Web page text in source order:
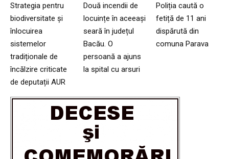
Strategia pentru
biodiversitate și
înlocuirea
sistemelor
tradiționale de
încălzire criticate
de deputații AUR
Două incendii de
locuințe în aceeași
seară în județul
Bacău. O
persoană a ajuns
la spital cu arsuri
Poliția caută o
fetiță de 11 ani
dispărută din
comuna Parava